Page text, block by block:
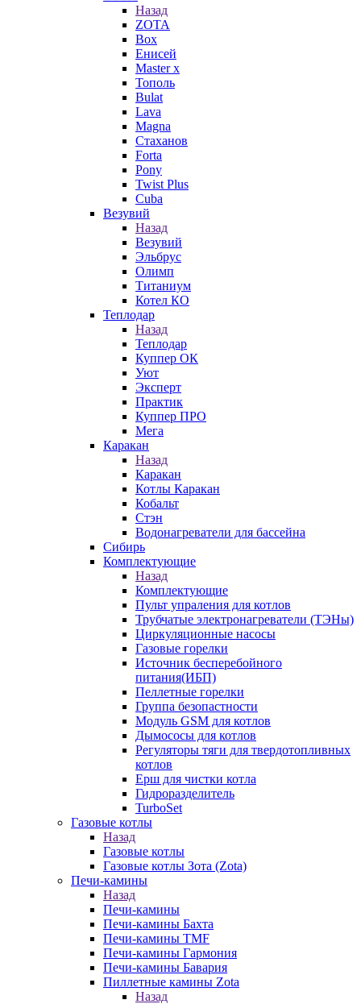
Назад
ZOTA
Box
Енисей
Master x
Тополь
Bulat
Lava
Magna
Стаханов
Forta
Pony
Twist Plus
Cuba
Везувий
Назад
Везувий
Эльбрус
Олимп
Титаниум
Котел КО
Теплодар
Назад
Теплодар
Куппер ОК
Уют
Эксперт
Практик
Куппер ПРО
Мега
Каракан
Назад
Каракан
Котлы Каракан
Кобальт
Стэн
Водонагреватели для бассейна
Сибирь
Комплектующие
Назад
Комплектующие
Пульт упраления для котлов
Трубчатые электронагреватели (ТЭНы)
Циркуляционные насосы
Газовые горелки
Источник бесперебойного
питания(ИБП)
Пеллетные горелки
Группа безопастности
Модуль GSM для котлов
Дымососы для котлов
Регуляторы тяги для твердотопливных
котлов
Ерш для чистки котла
Гидроразделитель
TurboSet
Газовые котлы
Назад
Газовые котлы
Газовые котлы Зота (Zota)
Печи-камины
Назад
Печи-камины
Печи-камины Бахта
Печи-камины TMF
Печи-камины Гармония
Печи-камины Бавария
Пиллетные камины Zota
Назад